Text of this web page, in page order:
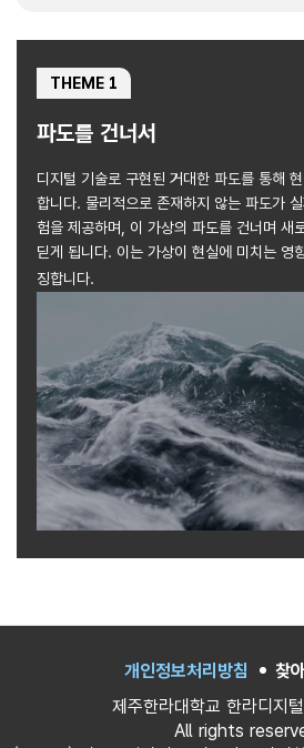
THEME 1
파도를 건너서
디지털 기술로 구현된 거대한 파도를 통해
합니다. 물리적으로 존재하지 않는 파도가
험을 제공하며, 이 가상의 파도를 건너며 새
딛게 됩니다. 이는 가상이 현실에 미치는 영
징합니다.
개인정보처리방침
찾
제주한라대학교 한라디지
All rights